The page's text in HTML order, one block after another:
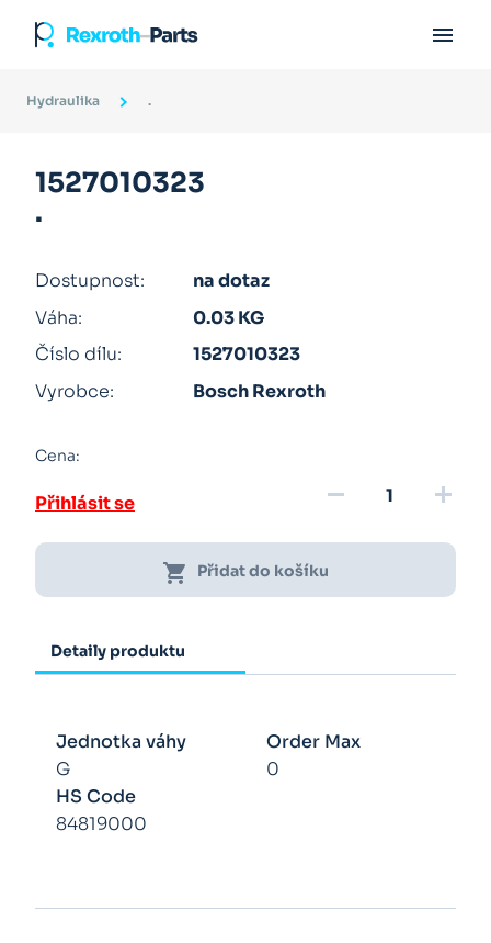

Hydraulika .
1527010323
.
Dostupnost:
na dotaz
Váha:
0.03 KG
Číslo dílu:
1527010323
Vyrobce:
Bosch Rexroth
Cena:
Přihlásit se remove add
shopping_cart Přidat do košíku
Detaily produktu
Jednotka váhy
G
Order Max
0
HS Code
84819000